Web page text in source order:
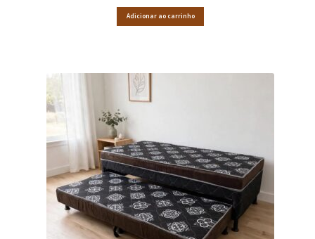
Adicionar ao carrinho